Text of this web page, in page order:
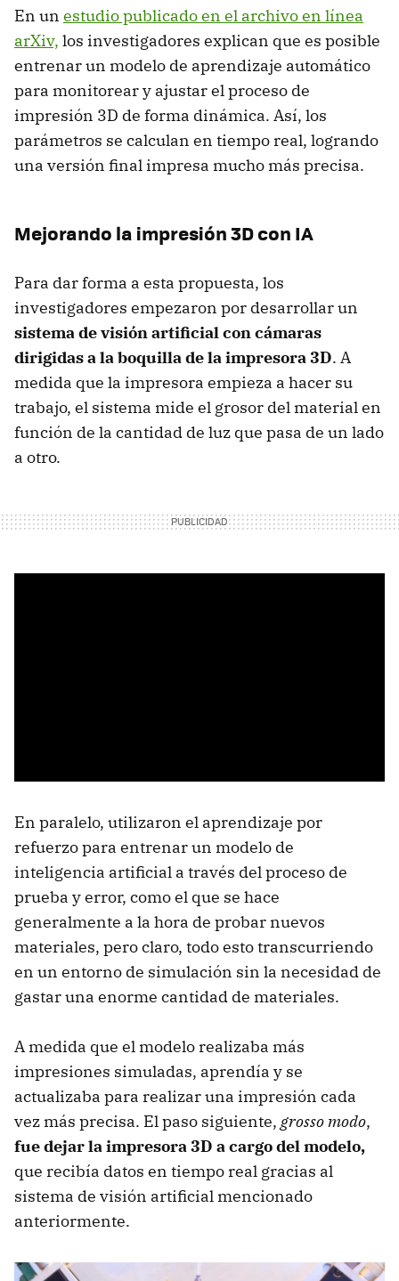
En un estudio publicado en el archivo en línea
arXiv, los investigadores explican que es posible
entrenar un modelo de aprendizaje automático
para monitorear y ajustar el proceso de
impresión 3D de forma dinámica. Así, los
parámetros se calculan en tiempo real, logrando
una versión final impresa mucho más precisa.
Mejorando la impresión 3D con IA
Para dar forma a esta propuesta, los
investigadores empezaron por desarrollar un
sistema de visión artificial con cámaras
dirigidas a la boquilla de la impresora 3D. A
medida que la impresora empieza a hacer su
trabajo, el sistema mide el grosor del material en
función de la cantidad de luz que pasa de un lado
a otro.
En paralelo, utilizaron el aprendizaje por
refuerzo para entrenar un modelo de
inteligencia artificial a través del proceso de
prueba y error, como el que se hace
generalmente a la hora de probar nuevos
materiales, pero claro, todo esto transcurriendo
en un entorno de simulación sin la necesidad de
gastar una enorme cantidad de materiales.
A medida que el modelo realizaba más
impresiones simuladas, aprendía y se
actualizaba para realizar una impresión cada
vez más precisa. El paso siguiente, grosso modo,
fue dejar la impresora 3D a cargo del modelo,
que recibía datos en tiempo real gracias al
sistema de visión artificial mencionado
anteriormente.